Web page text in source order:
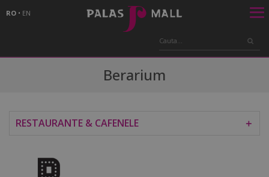
RO • EN
Berarium
RESTAURANTE & CAFENELE ＋